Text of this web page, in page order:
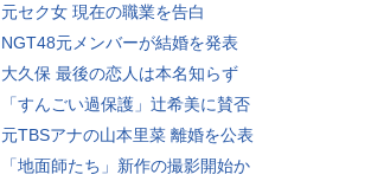
元セク女 現在の職業を告白
NGT48元メンバーが結婚を発表
大久保 最後の恋人は本名知らず
「すんごい過保護」辻希美に賛否
元TBSアナの山本里菜 離婚を公表
「地面師たち」新作の撮影開始か